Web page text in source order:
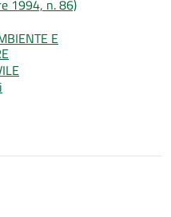
1994, n. 86)
E